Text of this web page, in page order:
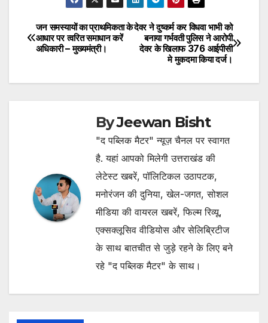
Post
navigation
देवर ने दुष्कर्म कर विधवा भाभी को
बनाया गर्भवती पुलिस ने आरोपी
देवर के खिलाफ 376 आईपीसी
मे मुकदमा किया दर्ज।
जन समस्यायों का प्राथमिकता के
आधार पर त्वरित समाधान करें
अधिकारी – मुख्यमंत्री।
ByJeewan Bisht
"द पब्लिक मैटर" न्यूज़ चैनल पर स्वागत
है. यहां आपको मिलेगी उत्तराखंड की
लेटेस्ट खबरें, पॉलिटिकल उठापटक,
मनोरंजन की दुनिया, खेल-जगत, सोशल
मीडिया की वायरल खबरें, फिल्म रिव्यू,
एक्सक्लूसिव वीडियोस और सेलिब्रिटीज
के साथ बातचीत से जुड़े रहने के लिए बने
रहे "द पब्लिक मैटर" के साथ।